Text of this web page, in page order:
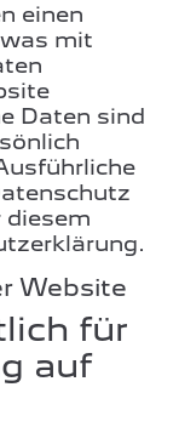
einen
mit
Daten sind
diesem
Website
für
auf